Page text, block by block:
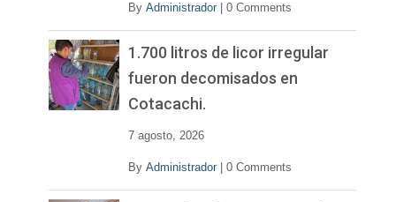
By Administrador 0 Comments
1.700 litros de licor irregular
fueron decomisados en
Cotacachi.
7 agosto, 2026
By Administrador 0 Comments